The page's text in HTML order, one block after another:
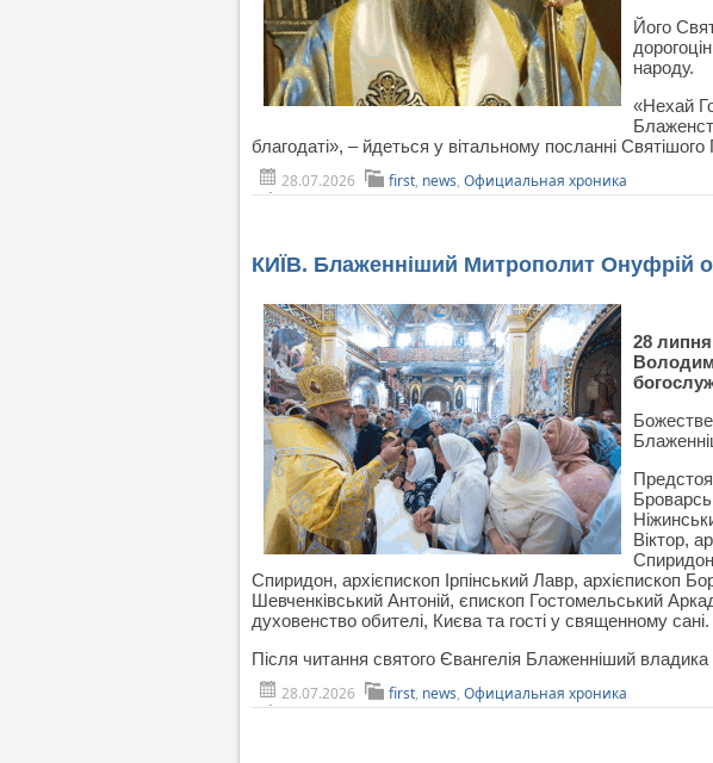
Його
народу.
«Нехай
благодаті», – йдеться у вітальному посланні
28.07.2026
first, news, Официальная хроника
КИЇВ. Блаженніший Митрополит Онуфрій
28
Віктор,
Спиридон, архієпископ Ірпінський Лавр, архієпископ
Шевченківський Антоній, єпископ Гостомельський
духовенство обителі, Києва та гості у священному сані.
Після читання святого Євангелія Блаженніший
28.07.2026
first, news, Официальная хроника